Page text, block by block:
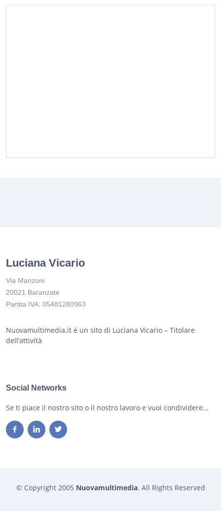
Luciana Vicario
Via Manzoni
20021 Baranzate
Partita IVA: 05481280963
Nuovamultimedia.it è un sito di Luciana Vicario – Titolare
dell’attività
Social Networks
Se ti piace il nostro sito o il nostro lavoro e vuoi condividere...
© Copyright 2005 Nuovamultimedia. All Rights Reserved